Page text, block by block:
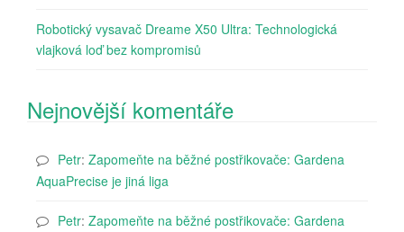
Robotický vysavač Dreame X50 Ultra: Technologická
vlajková loď bez kompromisů
Nejnovější komentáře
Petr: Zapomeňte na běžné postřikovače: Gardena
AquaPrecise je jiná liga
Petr: Zapomeňte na běžné postřikovače: Gardena